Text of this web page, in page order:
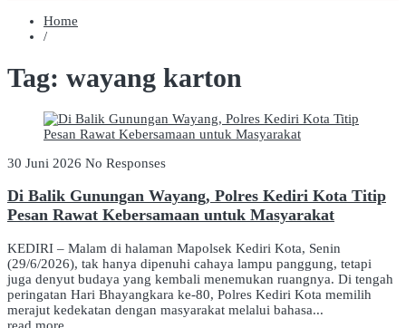
Home
/
Tag: wayang karton
30 Juni 2026 No Responses
Di Balik Gunungan Wayang, Polres Kediri Kota Titip
Pesan Rawat Kebersamaan untuk Masyarakat
KEDIRI – Malam di halaman Mapolsek Kediri Kota, Senin
(29/6/2026), tak hanya dipenuhi cahaya lampu panggung, tetapi
juga denyut budaya yang kembali menemukan ruangnya. Di tengah
peringatan Hari Bhayangkara ke-80, Polres Kediri Kota memilih
merajut kedekatan dengan masyarakat melalui bahasa...